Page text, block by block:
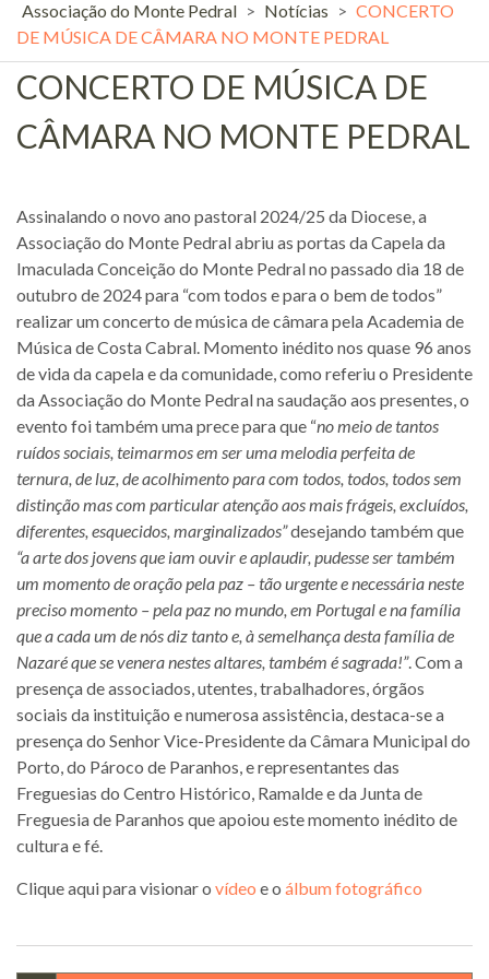
Associação do Monte Pedral > Notícias > CONCERTO
DE MÚSICA DE CÂMARA NO MONTE PEDRAL
CONCERTO DE MÚSICA DE
CÂMARA NO MONTE PEDRAL
Assinalando o novo ano pastoral 2024/25 da Diocese, a
Associação do Monte Pedral abriu as portas da Capela da
Imaculada Conceição do Monte Pedral no passado dia 18 de
outubro de 2024 para “com todos e para o bem de todos”
realizar um concerto de música de câmara pela Academia de
Música de Costa Cabral. Momento inédito nos quase 96 anos
de vida da capela e da comunidade, como referiu o Presidente
da Associação do Monte Pedral na saudação aos presentes, o
evento foi também uma prece para que “no meio de tantos
ruídos sociais, teimarmos em ser uma melodia perfeita de
ternura, de luz, de acolhimento para com todos, todos, todos sem
distinção mas com particular atenção aos mais frágeis, excluídos,
diferentes, esquecidos, marginalizados”desejando também que
“a arte dos jovens que iam ouvir e aplaudir, pudesse ser também
um momento de oração pela paz – tão urgente e necessária neste
preciso momento – pela paz no mundo, em Portugal e na família
que a cada um de nós diz tanto e, à semelhança desta família de
Nazaré que se venera nestes altares, também é sagrada!”. Com a
presença de associados, utentes, trabalhadores, órgãos
sociais da instituição e numerosa assistência, destaca-se a
presença do Senhor Vice-Presidente da Câmara Municipal do
Porto, do Pároco de Paranhos, e representantes das
Freguesias do Centro Histórico, Ramalde e da Junta de
Freguesia de Paranhos que apoiou este momento inédito de
cultura e fé.
Clique aqui para visionar o vídeo e o álbum fotográfico